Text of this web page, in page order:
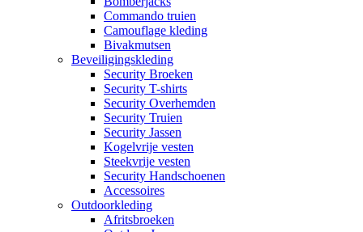
Commando truien
Camouflage kleding
Bivakmutsen
Beveiligingskleding
Security Broeken
Security T-shirts
Security Overhemden
Security Truien
Security Jassen
Kogelvrije vesten
Steekvrije vesten
Security Handschoenen
Accessoires
Outdoorkleding
Afritsbroeken